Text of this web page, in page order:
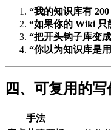
“我的知识库有
“如果你的 Wiki 只
“把开头钩子库变成
“你以为知识库是
四、可复用的
手法